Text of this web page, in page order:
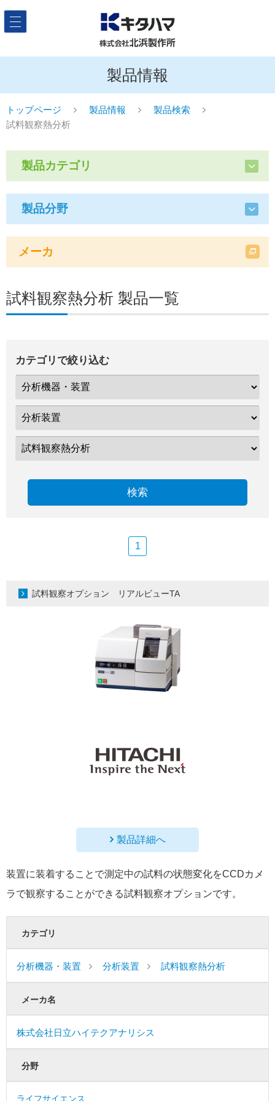
製品情報
トップページ 製品情報
製品検索
試料観察熱分析
製品カテゴリ
製品分野
メーカ
試料観察熱分析 製品一覧
カテゴリで絞り込む
検索
1
試料観察オプション リアルビューTA
製品詳細へ
装置に装着することで測定中の試料の状態変化をCCDカメ
ラで観察することができる試料観察オプションです。
カテゴリ
分析機器・装置 分析装置 試料観察熱分析
メーカ名
株式会社日立ハイテクアナリシス
分野
ライフサイエンス